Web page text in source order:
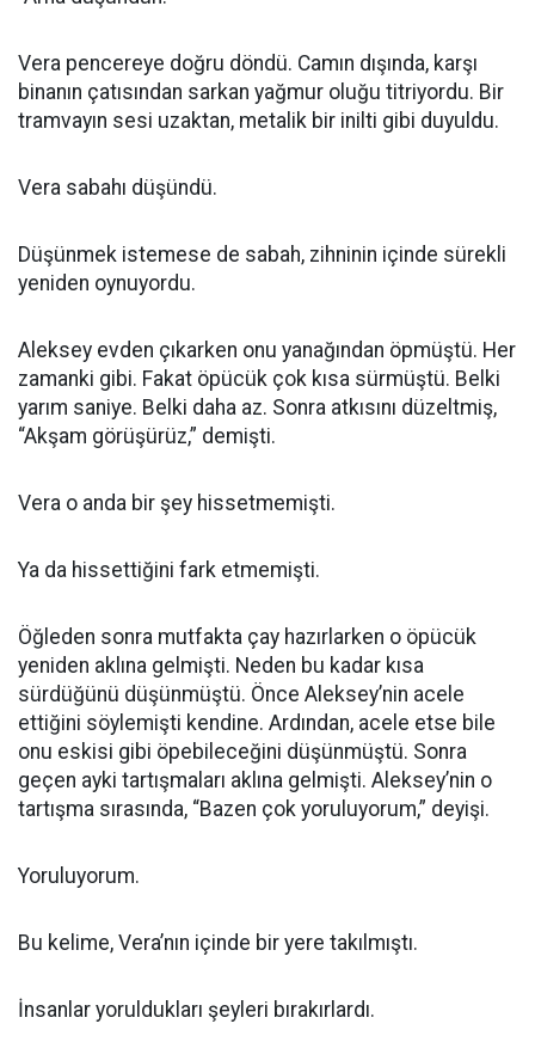
Vera pencereye doğru döndü. Camın dışında, karşı
binanın çatısından sarkan yağmur oluğu titriyordu. Bir
tramvayın sesi uzaktan, metalik bir inilti gibi duyuldu.
Vera sabahı düşündü.
Düşünmek istemese de sabah, zihninin içinde sürekli
yeniden oynuyordu.
Aleksey evden çıkarken onu yanağından öpmüştü. Her
zamanki gibi. Fakat öpücük çok kısa sürmüştü. Belki
yarım saniye. Belki daha az. Sonra atkısını düzeltmiş,
“Akşam görüşürüz,” demişti.
Vera o anda bir şey hissetmemişti.
Ya da hissettiğini fark etmemişti.
Öğleden sonra mutfakta çay hazırlarken o öpücük
yeniden aklına gelmişti. Neden bu kadar kısa
sürdüğünü düşünmüştü. Önce Aleksey’nin acele
ettiğini söylemişti kendine. Ardından, acele etse bile
onu eskisi gibi öpebileceğini düşünmüştü. Sonra
geçen ayki tartışmaları aklına gelmişti. Aleksey’nin o
tartışma sırasında, “Bazen çok yoruluyorum,” deyişi.
Yoruluyorum.
Bu kelime, Vera’nın içinde bir yere takılmıştı.
İnsanlar yoruldukları şeyleri bırakırlardı.